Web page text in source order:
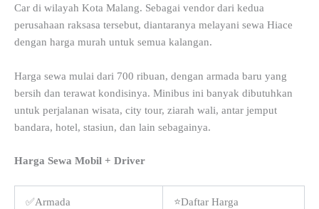
Car di wilayah Kota Malang. Sebagai vendor dari kedua
perusahaan raksasa tersebut, diantaranya melayani sewa Hiace
dengan harga murah untuk semua kalangan.
Harga sewa mulai dari 700 ribuan, dengan armada baru yang
bersih dan terawat kondisinya. Minibus ini banyak dibutuhkan
untuk perjalanan wisata, city tour, ziarah wali, antar jemput
bandara, hotel, stasiun, dan lain sebagainya.
Harga Sewa Mobil + Driver
✅Armada ⭐Daftar Harga